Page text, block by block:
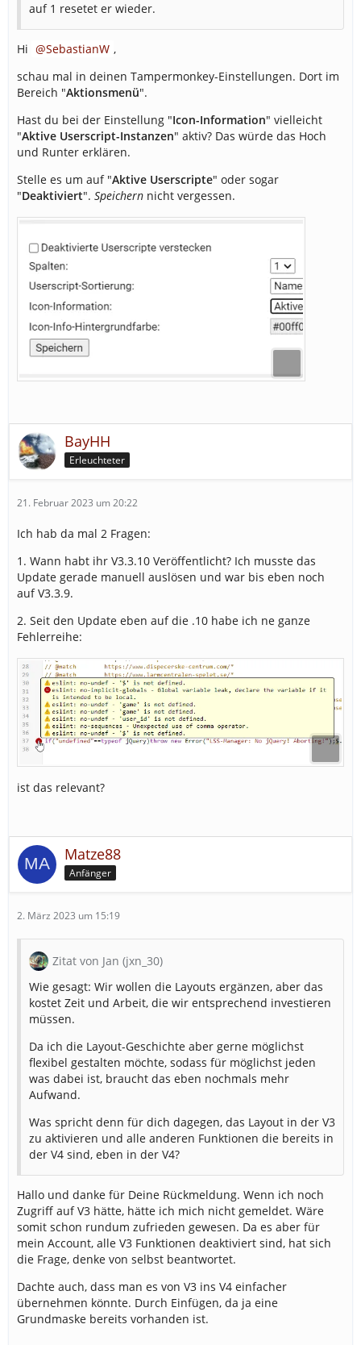
auf 1 resetet er wieder.
Hi SebastianW ,
schau mal in deinen Tampermonkey-Einstellungen. Dort im
Bereich "Aktionsmenü".
Hast du bei der Einstellung "Icon-Information" vielleicht
"Aktive Userscript-Instanzen" aktiv? Das würde das Hoch
und Runter erklären.
Stelle es um auf "Aktive Userscripte" oder sogar
"Deaktiviert". Speichern nicht vergessen.
BayHH
Erleuchteter
21. Februar 2023 um 20:22
Ich hab da mal 2 Fragen:
1. Wann habt ihr V3.3.10 Veröffentlicht? Ich musste das
Update gerade manuell auslösen und war bis eben noch
auf V3.3.9.
2. Seit den Update eben auf die .10 habe ich ne ganze
Fehlerreihe:
ist das relevant?
Matze88
Anfänger
2. März 2023 um 15:19
Zitat von Jan (jxn_30)
Wie gesagt: Wir wollen die Layouts ergänzen, aber das
kostet Zeit und Arbeit, die wir entsprechend investieren
müssen.
Da ich die Layout-Geschichte aber gerne möglichst
flexibel gestalten möchte, sodass für möglichst jeden
was dabei ist, braucht das eben nochmals mehr
Aufwand.
Was spricht denn für dich dagegen, das Layout in der V3
zu aktivieren und alle anderen Funktionen die bereits in
der V4 sind, eben in der V4?
Hallo und danke für Deine Rückmeldung. Wenn ich noch
Zugriff auf V3 hätte, hätte ich mich nicht gemeldet. Wäre
somit schon rundum zufrieden gewesen. Da es aber für
mein Account, alle V3 Funktionen deaktiviert sind, hat sich
die Frage, denke von selbst beantwortet.
Dachte auch, dass man es von V3 ins V4 einfacher
übernehmen könnte. Durch Einfügen, da ja eine
Grundmaske bereits vorhanden ist.